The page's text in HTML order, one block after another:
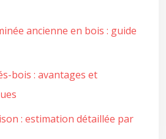
ancienne en bois : guide
bois : avantages et
: estimation détaillée par